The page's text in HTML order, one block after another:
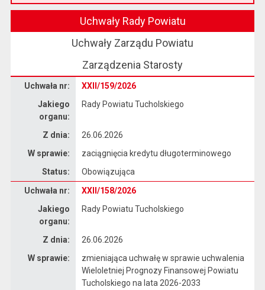
Uchwały Rady Powiatu
Uchwały Zarządu Powiatu
Zarządzenia Starosty
Uchwała nr:
XXII/159/2026
Jakiego
organu:
Rady Powiatu Tucholskiego
Z dnia:
26.06.2026
W sprawie:
zaciągnięcia kredytu długoterminowego
Status:
Obowiązująca
Uchwała nr:
XXII/158/2026
Jakiego
organu:
Rady Powiatu Tucholskiego
Z dnia:
26.06.2026
W sprawie:
zmieniająca uchwałę w sprawie uchwalenia
Wieloletniej Prognozy Finansowej Powiatu
Tucholskiego na lata 2026-2033